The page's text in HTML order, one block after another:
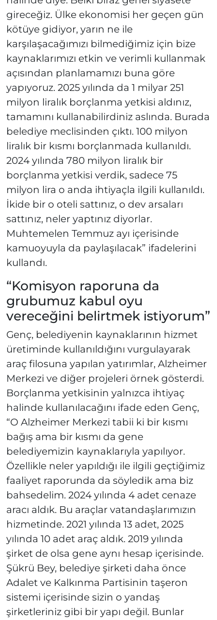
gireceğiz. Ülke ekonomisi her geçen gün
kötüye gidiyor, yarın ne ile
karşılaşacağımızı bilmediğimiz için bize
kaynaklarımızı etkin ve verimli kullanmak
açısından planlamamızı buna göre
yapıyoruz. 2025 yılında da 1 milyar 251
milyon liralık borçlanma yetkisi aldınız,
tamamını kullanabilirdiniz aslında. Burada
belediye meclisinden çıktı. 100 milyon
liralık bir kısmı borçlanmada kullanıldı.
2024 yılında 780 milyon liralık bir
borçlanma yetkisi verdik, sadece 75
milyon lira o anda ihtiyaçla ilgili kullanıldı.
İkide bir o oteli sattınız, o dev arsaları
sattınız, neler yaptınız diyorlar.
Muhtemelen Temmuz ayı içerisinde
kamuoyuyla da paylaşılacak” ifadelerini
kullandı.
“Komisyon raporuna da
grubumuz kabul oyu
vereceğini belirtmek istiyorum”
Genç, belediyenin kaynaklarının hizmet
üretiminde kullanıldığını vurgulayarak
araç filosuna yapılan yatırımlar, Alzheimer
Merkezi ve diğer projeleri örnek gösterdi.
Borçlanma yetkisinin yalnızca ihtiyaç
halinde kullanılacağını ifade eden Genç,
“O Alzheimer Merkezi tabii ki bir kısmı
bağış ama bir kısmı da gene
belediyemizin kaynaklarıyla yapılıyor.
Özellikle neler yapıldığı ile ilgili geçtiğimiz
faaliyet raporunda da söyledik ama biz
bahsedelim. 2024 yılında 4 adet cenaze
aracı aldık. Bu araçlar vatandaşlarımızın
hizmetinde. 2021 yılında 13 adet, 2025
yılında 10 adet araç aldık. 2019 yılında
şirket de olsa gene aynı hesap içerisinde.
Şükrü Bey, belediye şirketi daha önce
Adalet ve Kalkınma Partisinin taşeron
sistemi içerisinde sizin o yandaş
şirketleriniz gibi bir yapı değil. Bunlar